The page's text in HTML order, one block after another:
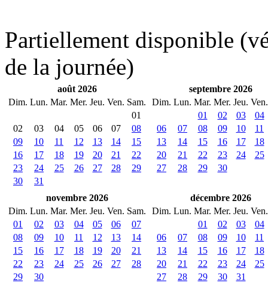
Partiellement disponible
de la journée)
août 2026
Dim. Lun. Mar. Mer. Jeu. Ven. Sam.
01
02
03 04 05 06 07
08
09
10 11 12 13 14
15
16
17 18 19 20 21
22
23
24 25 26 27 28
29
30
31
septembre 2026
Dim. Lun. Mar. Mer. Jeu. Ven.
01
02 03
04
06
07 08 09 10
11
13
14 15 16 17
18
20
21 22 23 24
25
27
28 29 30
novembre 2026
Dim. Lun. Mar. Mer. Jeu. Ven. Sam.
01
02 03 04 05 06
07
08
09 10 11 12 13
14
15
16 17 18 19 20
21
22
23 24 25 26 27
28
29
30
décembre 2026
Dim. Lun. Mar. Mer. Jeu. Ven.
01
02 03
04
06
07 08 09 10
11
13
14 15 16 17
18
20
21 22 23 24
25
27
28 29 30 31